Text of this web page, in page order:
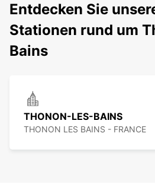
Entdecken Sie
Stationen rund um
Bains
THONON-LES-BAINS
THONON LES BAINS - FRANCE